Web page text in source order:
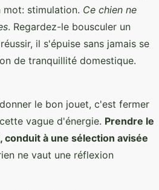
mot: stimulation. Ce chien ne
. Regardez-le bousculer un
il s'épuise sans jamais se
de tranquillité domestique.
le bon jouet, c'est fermer
vague d'énergie. Prendre le
à une sélection avisée
ne vaut une réflexion